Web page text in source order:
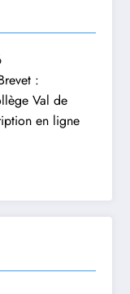
:
Val de
en ligne